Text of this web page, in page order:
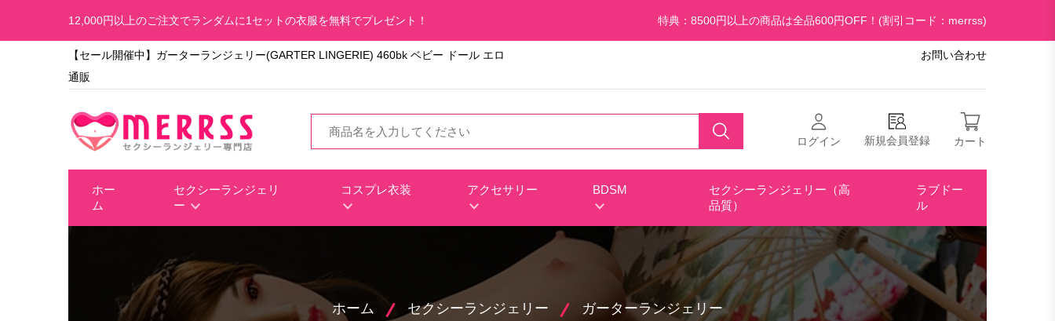
12,000円以上のご注文でランダムに1セットの衣服を無料でプレゼント！ 特典：8500円以上の商品は全品600円OFF！(割引コード：merrss)
【セール開催中】ガーターランジェリー(GARTER LINGERIE) 460bk ベビー ドール エロ
通販
お問い合わせ
ログイン 新規会員登録 カート
ホー
ム
セクシーランジェリ
ー
コスプレ衣装 アクセサリー BDSM
セクシーランジェリー（高
品質）
ラブドー
ル
ホーム セクシーランジェリー ガーターランジェリー